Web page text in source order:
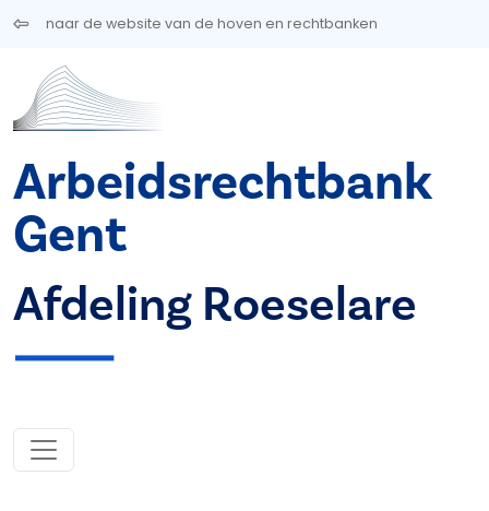
Overslaan en naar de inhoud gaan
naar de website van de hoven en rechtbanken
Arbeidsrechtbank
Gent
Afdeling Roeselare